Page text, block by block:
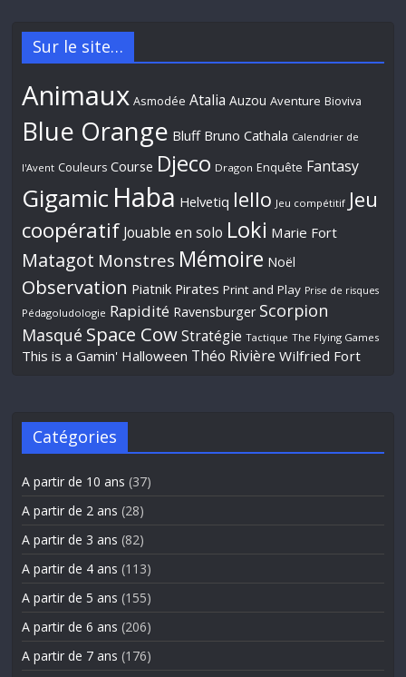
Sur le site…
Animaux Asmodée Atalia Auzou Aventure Bioviva
Blue Orange Bluff Bruno Cathala Calendrier de
l'Avent Couleurs Course Djeco Dragon Enquête Fantasy
Gigamic Haba Helvetiq Iello Jeu compétitif Jeu
coopératif Jouable en solo Loki Marie Fort
Matagot Monstres Mémoire Noël
Observation Piatnik Pirates Print and Play Prise de risques
Pédagoludologie Rapidité Ravensburger Scorpion
Masqué Space Cow Stratégie Tactique The Flying Games
This is a Gamin' Halloween Théo Rivière Wilfried Fort
Catégories
A partir de 10 ans (37)
A partir de 2 ans (28)
A partir de 3 ans (82)
A partir de 4 ans (113)
A partir de 5 ans (155)
A partir de 6 ans (206)
A partir de 7 ans (176)